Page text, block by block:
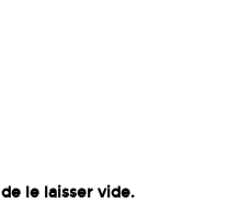
le laisser vide.